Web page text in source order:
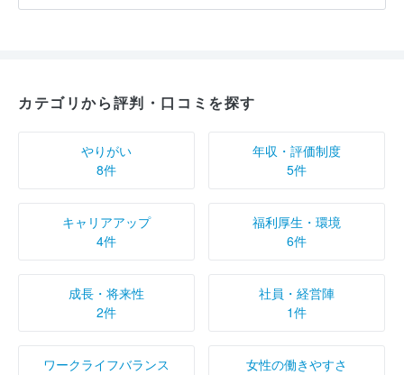
カテゴリから評判・口コミを探す
やりがい
8件
年収・評価制度
5件
キャリアアップ
4件
福利厚生・環境
6件
成長・将来性
2件
社員・経営陣
1件
ワークライフバランス
女性の働きやすさ